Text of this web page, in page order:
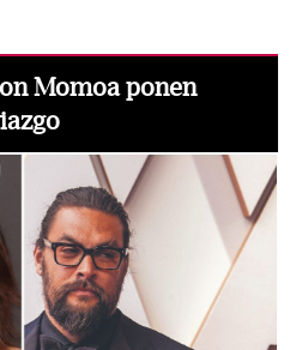
Momoa ponen